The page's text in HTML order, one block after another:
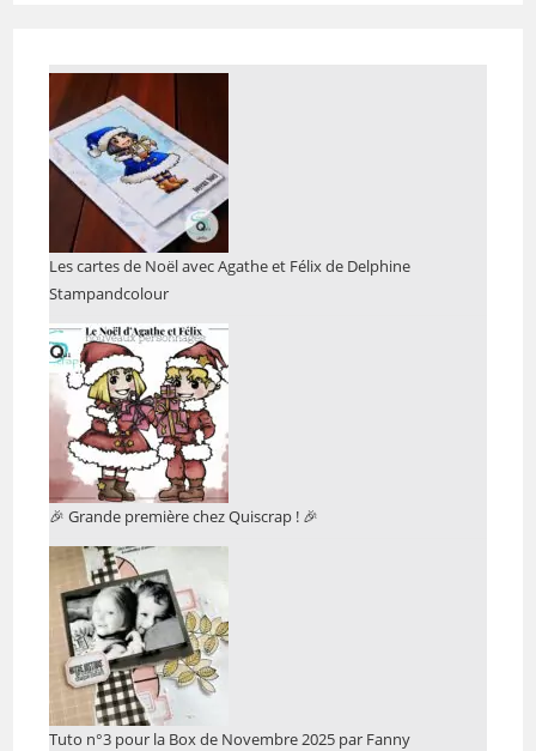
Les cartes de Noël avec Agathe et Félix de Delphine
Stampandcolour
🎉 Grande première chez Quiscrap ! 🎉
Tuto n°3 pour la Box de Novembre 2025 par Fanny